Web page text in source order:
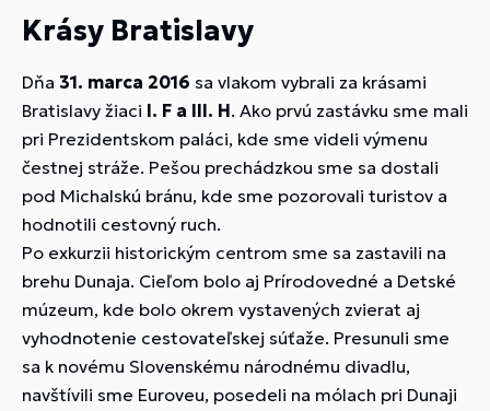
Krásy Bratislavy
Dňa 31. marca 2016 sa vlakom vybrali za krásami
Bratislavy žiaci I. F a III. H. Ako prvú zastávku sme mali
pri Prezidentskom paláci, kde sme videli výmenu
čestnej stráže. Pešou prechádzkou sme sa dostali
pod Michalskú bránu, kde sme pozorovali turistov a
hodnotili cestovný ruch.
Po exkurzii historickým centrom sme sa zastavili na
brehu Dunaja. Cieľom bolo aj Prírodovedné a Detské
múzeum, kde bolo okrem vystavených zvierat aj
vyhodnotenie cestovateľskej súťaže. Presunuli sme
sa k novému Slovenskému národnému divadlu,
navštívili sme Euroveu, posedeli na mólach pri Dunaji